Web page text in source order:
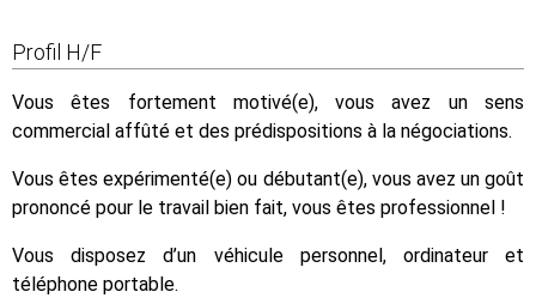
Profil H/F
Vous êtes fortement motivé(e), vous avez un sens
commercial affûté et des prédispositions à la négociations.
Vous êtes expérimenté(e) ou débutant(e), vous avez un goût
prononcé pour le travail bien fait, vous êtes professionnel !
Vous disposez d’un véhicule personnel, ordinateur et
téléphone portable.